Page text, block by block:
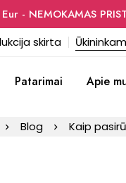
- NEMOKAMAS
skirta
Patarimai Apie
Blog Kaip